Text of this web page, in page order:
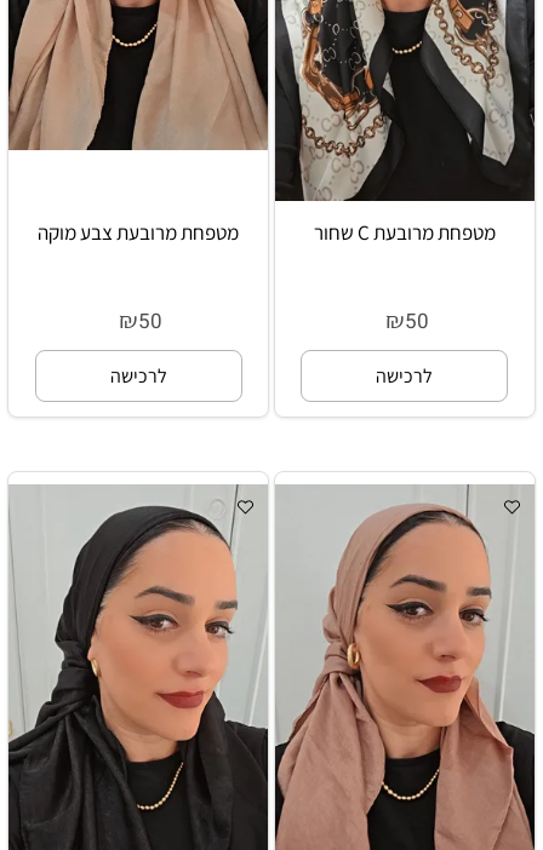
מטפחת מרובעת C שחור
₪50
לרכישה
מטפחת מרובעת צבע מוקה
₪50
לרכישה